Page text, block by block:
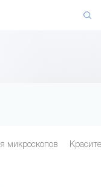
микроскопов